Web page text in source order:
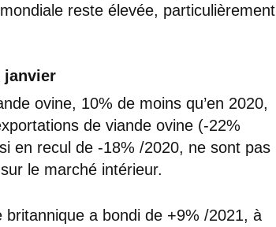
reste élevée, particulièrement
janvier
ovine, 10% de moins qu’en 2020,
de viande ovine (-22%
en recul de -18% /2020, ne sont pas
le marché intérieur.
a bondi de +9% /2021, à